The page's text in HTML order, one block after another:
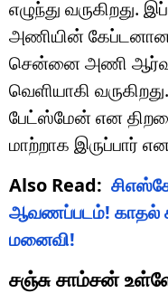
எழுந்து வருகிறது.
அணியின்
சென்னை அணி
வெளியாகி
பேட்ஸ்மேன் என
மாற்றாக இருப்பார்
Also Read:
ஆவணப்படம்! காதல்
மனைவி!
சஞ்சு சாம்சன்